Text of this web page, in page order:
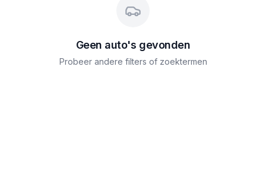
Geen auto's gevonden
Probeer andere filters of zoektermen